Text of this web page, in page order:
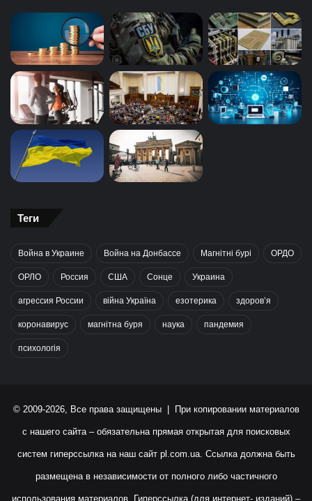
Теги
Война в Украине Война на Донбассе Магнітні бурі ОРДО
ОРЛО Россия США Сонце Украина
агрессия России війна Україна езотерика здоров’я
коронавирус магнітна буря наука пандемия
психологія
© 2009-2026, Все права защищены | При копировании материалов
с нашего сайта – обязательна прямая открытая для поисковых
систем гиперссылка на наш сайт pl.com.ua. Ссылка должна быть
размещена в независимости от полного либо частичного
использования материалов. Гиперссылка (для интернет- изданий) –